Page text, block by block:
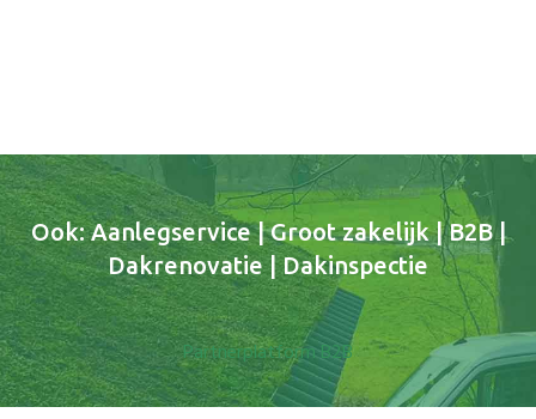
Ook: Aanlegservice | Groot zakelijk | B2B |
Dakrenovatie | Dakinspectie
Partnerplatform B2B